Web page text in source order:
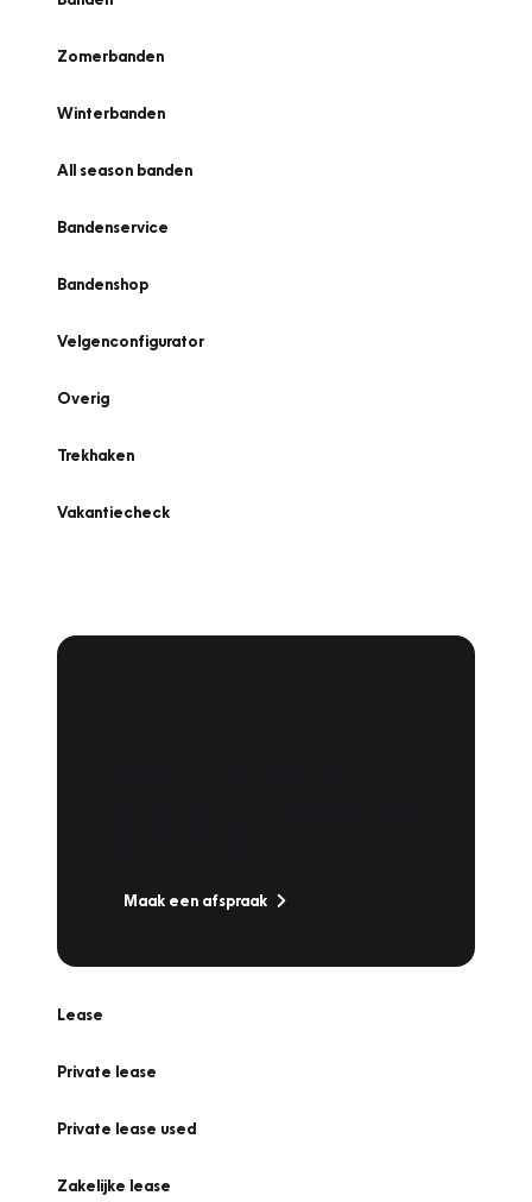
Zomerbanden
Winterbanden
All season banden
Bandenservice
Bandenshop
Velgenconfigurator
Overig
Trekhaken
Vakantiecheck
Maak een afspraak
Lease
Private lease
Private lease used
Zakelijke lease